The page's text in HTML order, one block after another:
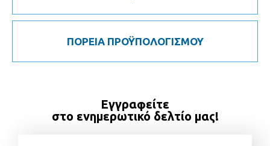
ΠΟΡΕΙΑ ΠΡΟΫΠΟΛΟΓΙΣΜΟΥ
Εγγραφείτε
στο ενημερωτικό δελτίο μας!